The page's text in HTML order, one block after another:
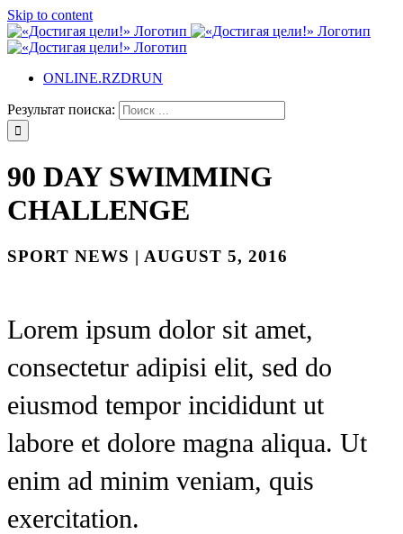
Skip to content
ONLINE.RZDRUN
Результат поиска:
90 DAY SWIMMING
CHALLENGE
SPORT NEWS | AUGUST 5, 2016
Lorem ipsum dolor sit amet,
consectetur adipisi elit, sed do
eiusmod tempor incididunt ut
labore et dolore magna aliqua. Ut
enim ad minim veniam, quis
exercitation.